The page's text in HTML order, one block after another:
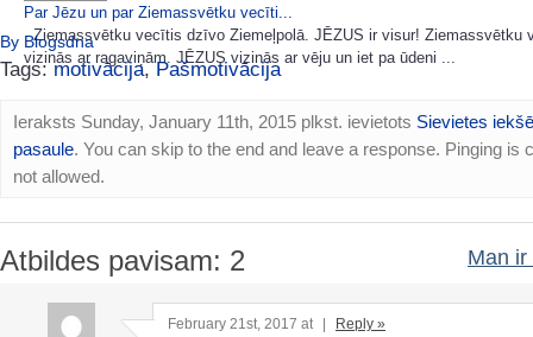
Par Jēzu un par Ziemassvētku vecīti...
Ziemassvētku vecītis dzīvo Ziemeļpolā. JĒZUS ir visur! Ziemassvētku
vizinās ar ragaviņām. JĒZUS vizinās ar vēju un iet pa ūdeni ...
By Blogsdna
Tags:motivācija,Pašmotivācija
Ieraksts Sunday, January 11th, 2015 plkst. ievietots Sievietes
pasaule. You can skip to the end and leave a response. Pinging is
not allowed.
Atbildes pavisam: 2 Man ir
February 21st, 2017 at Reply »